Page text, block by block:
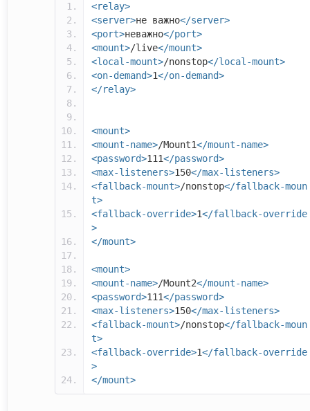
<relay>
<server>не важно</server>
<port>неважно</port>
<mount>/live</mount>
<local-mount>/nonstop</local-mount>
<on-demand>1</on-demand>
</relay>
<mount>
<mount-name>/Mount1</mount-name>
<password>111</password>
<max-listeners>150</max-listeners>
<fallback-mount>/nonstop</fallback-moun
t>
<fallback-override>1</fallback-override
>
</mount>
<mount>
<mount-name>/Mount2</mount-name>
<password>111</password>
<max-listeners>150</max-listeners>
<fallback-mount>/nonstop</fallback-moun
t>
<fallback-override>1</fallback-override
>
</mount>